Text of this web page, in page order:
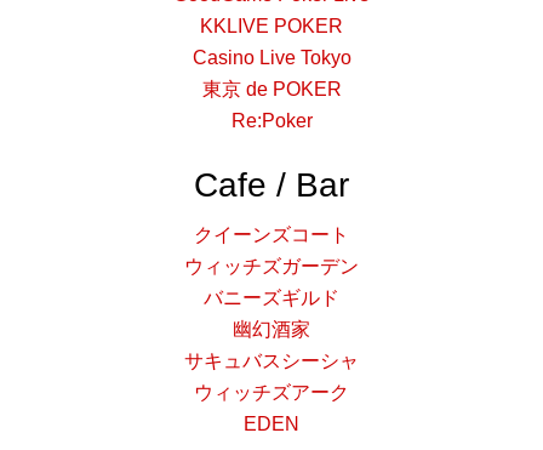
KKLIVE POKER
Casino Live Tokyo
東京 de POKER
Re:Poker
Cafe / Bar
クイーンズコート
ウィッチズガーデン
バニーズギルド
幽幻酒家
サキュバスシーシャ
ウィッチズアーク
EDEN